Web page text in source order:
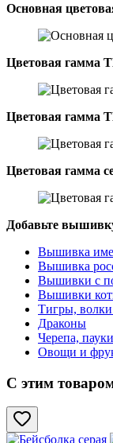
Основная
Цветовая гамма
Цветовая
Цветовая гамма
Добавьте
Вышивка
Вышивка
Вышивки с
Вышивки
Тигры,
Драконы
Черепа,
Овощи и
С этим